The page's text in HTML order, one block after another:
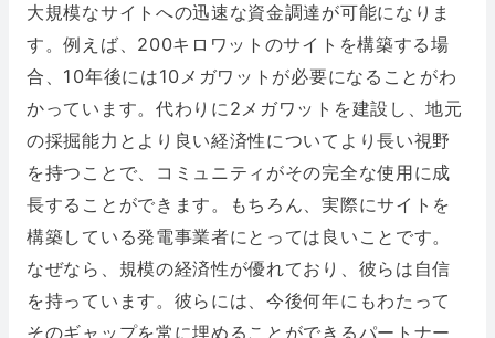
大規模なサイトへの迅速な資金調達が可能になりま
す。例えば、200キロワットのサイトを構築する場
合、10年後には10メガワットが必要になることがわ
かっています。代わりに2メガワットを建設し、地元
の採掘能力とより良い経済性についてより長い視野
を持つことで、コミュニティがその完全な使用に成
長することができます。もちろん、実際にサイトを
構築している発電事業者にとっては良いことです。
なぜなら、規模の経済性が優れており、彼らは自信
を持っています。彼らには、今後何年にもわたって
そのギャップを常に埋めることができるパートナー